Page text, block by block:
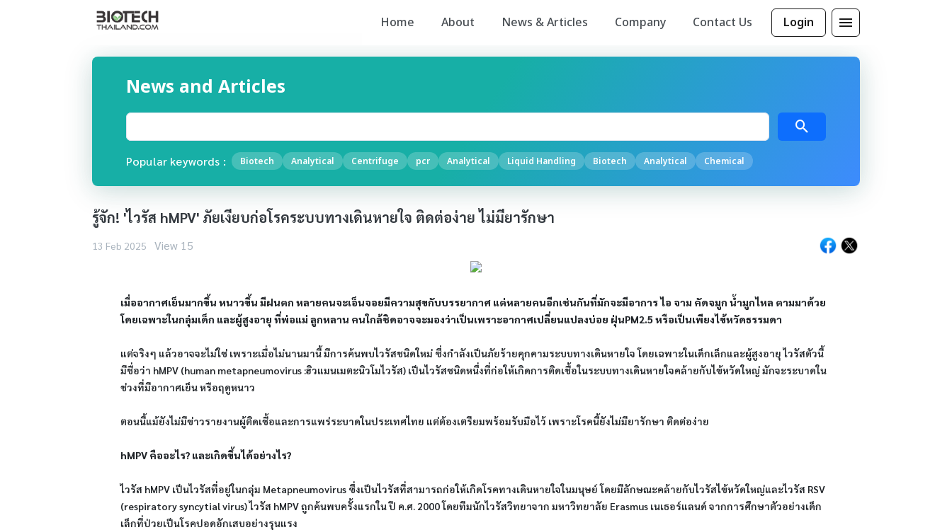
Home About News & Articles Company Contact Us Login
News and Articles
Popular keywords : Biotech Analytical Centrifuge pcr Analytical Liquid Handling Biotech Analytical Chemical
รู้จัก! 'ไวรัส hMPV' ภัยเงียบก่อโรคระบบทางเดินหายใจ ติดต่อง่าย ไม่มียารักษา
13 Feb 2025 View 15
เมื่ออากาศเย็นมากขึ้น หนาวขึ้น มีฝนตก หลายคนจะเอ็นจอยมีความสุขกับบรรยากาศ แต่หลายคนอีกเช่นกันที่มักจะมีอาการ ไอ จาม คัดจมูก น้ำมูกไหล ตามมาด้วย
โดยเฉพาะในกลุ่มเด็ก และผู้สูงอายุ ที่พ่อแม่ ลูกหลาน คนใกล้ชิดอาจจะมองว่าเป็นเพราะอากาศเปลี่ยนแปลงบ่อย ฝุ่นPM2.5 หรือเป็นเพียงไข้หวัดธรรมดา
แต่จริงๆ แล้วอาจจะไม่ใช่ เพราะเมื่อไม่นานมานี้ มีการค้นพบไวรัสชนิดใหม่ ซึ่งกำลังเป็นภัยร้ายคุกคามระบบทางเดินหายใจ โดยเฉพาะในเด็กเล็กและผู้สูงอายุ ไวรัสตัวนี้
มีชื่อว่า hMPV (human metapneumovirus :ฮิวแมนเมตะนิวโมไวรัส) เป็นไวรัสชนิดหนึ่งที่ก่อให้เกิดการติดเชื้อในระบบทางเดินหายใจคล้ายกับไข้หวัดใหญ่ มักจะระบาดใน
ช่วงที่มีอากาศเย็น หรือฤดูหนาว
ตอนนี้แม้ยังไม่มีข่าวรายงานผู้ติดเชื้อและการแพร่ระบาดในประเทศไทย แต่ต้องเตรียมพร้อมรับมือไว้ เพราะโรคนี้ยังไม่มียารักษา ติดต่อง่าย
hMPV คืออะไร? และเกิดขึ้นได้อย่างไร?
ไวรัส hMPV เป็นไวรัสที่อยู่ในกลุ่ม Metapneumovirus ซึ่งเป็นไวรัสที่สามารถก่อให้เกิดโรคทางเดินหายใจในมนุษย์ โดยมีลักษณะคล้ายกับไวรัสไข้หวัดใหญ่และไวรัส RSV
(respiratory syncytial virus) ไวรัส hMPV ถูกค้นพบครั้งแรกใน ปี ค.ศ. 2000 โดยทีมนักไวรัสวิทยาจาก มหาวิทยาลัย Erasmus เนเธอร์แลนด์ จากการศึกษาตัวอย่างเด็ก
เล็กที่ป่วยเป็นโรคปอดอักเสบอย่างรุนแรง